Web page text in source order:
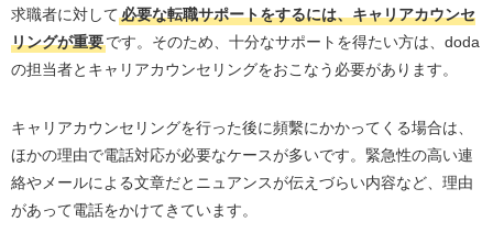
求職者に対して必要な転職サポートをするには、キャリアカウンセ
リングが重要です。そのため、十分なサポートを得たい方は、 doda
の担当者とキャリアカウンセリングをおこなう必要があります。
キャリアカウンセリングを行った後に頻繫にかかってくる場合は、
ほかの理由で電話対応が必要なケースが多いです。緊急性の高い連
絡やメールによる文章だとニュアンスが伝えづらい内容など、理由
があって電話をかけてきています。